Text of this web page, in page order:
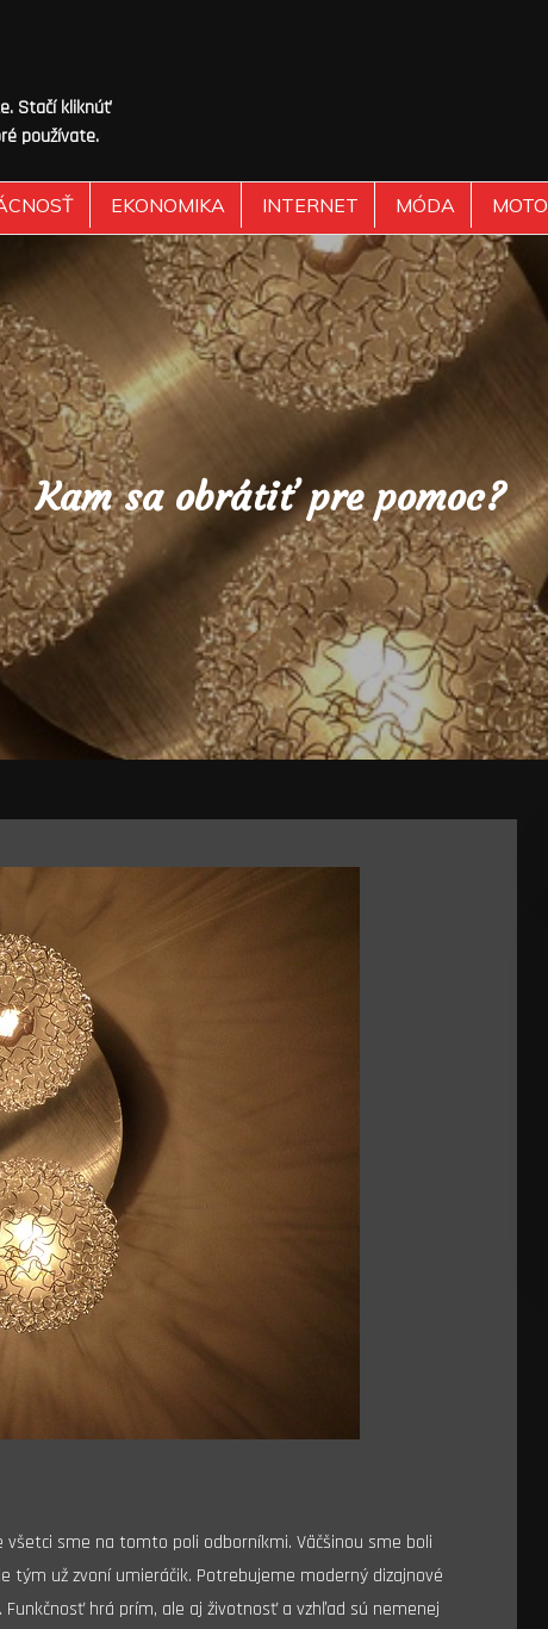
Stačí kliknúť
používate.
EKONOMIKA INTERNET MÓDA MOTO
Kam sa obrátiť pre pomoc?
sme na tomto poli odborníkmi. Väčšinou sme boli
tým už zvoní umieráčik. Potrebujeme moderný dizajnové
hrá prím, ale aj životnosť a vzhľad sú nemenej